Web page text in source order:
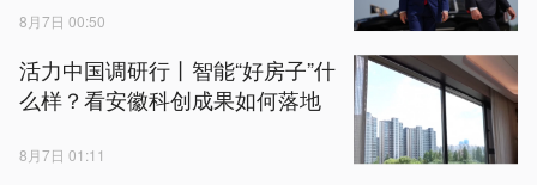
8月7日 00:50
活力中国调研行丨智能“好房子”什
么样？看安徽科创成果如何落地
8月7日 01:11